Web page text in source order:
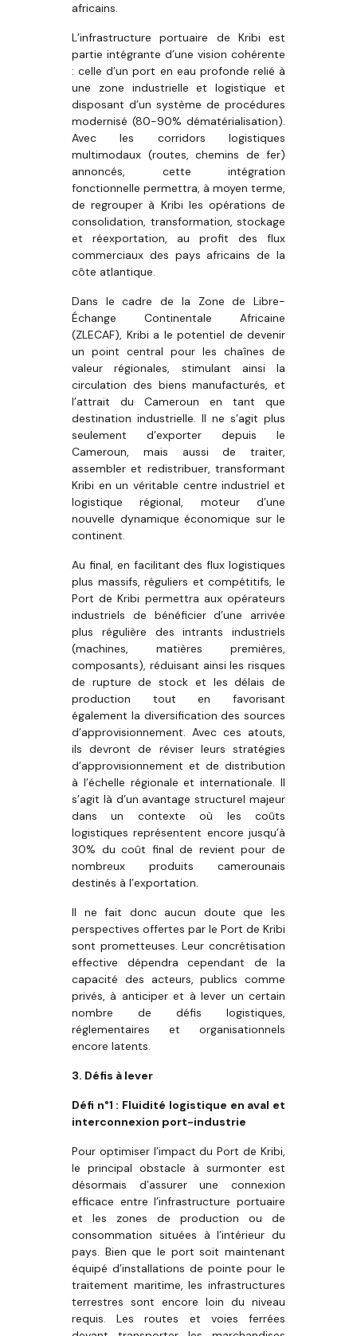
africains.
L’infrastructure portuaire de Kribi est
partie intégrante d’une vision cohérente
: celle d’un port en eau profonde relié à
une zone industrielle et logistique et
disposant d’un système de procédures
modernisé (80-90% dématérialisation).
Avec les corridors logistiques
multimodaux (routes, chemins de fer)
annoncés, cette intégration
fonctionnelle permettra, à moyen terme,
de regrouper à Kribi les opérations de
consolidation, transformation, stockage
et réexportation, au profit des flux
commerciaux des pays africains de la
côte atlantique.
Dans le cadre de la Zone de Libre-
Échange Continentale Africaine
(ZLECAF), Kribi a le potentiel de devenir
un point central pour les chaînes de
valeur régionales, stimulant ainsi la
circulation des biens manufacturés, et
l’attrait du Cameroun en tant que
destination industrielle. Il ne s’agit plus
seulement d’exporter depuis le
Cameroun, mais aussi de traiter,
assembler et redistribuer, transformant
Kribi en un véritable centre industriel et
logistique régional, moteur d’une
nouvelle dynamique économique sur le
continent.
Au final, en facilitant des flux logistiques
plus massifs, réguliers et compétitifs, le
Port de Kribi permettra aux opérateurs
industriels de bénéficier d’une arrivée
plus régulière des intrants industriels
(machines, matières premières,
composants), réduisant ainsi les risques
de rupture de stock et les délais de
production tout en favorisant
également la diversification des sources
d’approvisionnement. Avec ces atouts,
ils devront de réviser leurs stratégies
d’approvisionnement et de distribution
à l’échelle régionale et internationale. Il
s’agit là d’un avantage structurel majeur
dans un contexte où les coûts
logistiques représentent encore jusqu’à
30% du coût final de revient pour de
nombreux produits camerounais
destinés à l’exportation.
Il ne fait donc aucun doute que les
perspectives offertes par le Port de Kribi
sont prometteuses. Leur concrétisation
effective dépendra cependant de la
capacité des acteurs, publics comme
privés, à anticiper et à lever un certain
nombre de défis logistiques,
réglementaires et organisationnels
encore latents.
3. Défis à lever
Défi n°1 : Fluidité logistique en aval et
interconnexion port-industrie
Pour optimiser l’impact du Port de Kribi,
le principal obstacle à surmonter est
désormais d’assurer une connexion
efficace entre l’infrastructure portuaire
et les zones de production ou de
consommation situées à l’intérieur du
pays. Bien que le port soit maintenant
équipé d’installations de pointe pour le
traitement maritime, les infrastructures
terrestres sont encore loin du niveau
requis. Les routes et voies ferrées